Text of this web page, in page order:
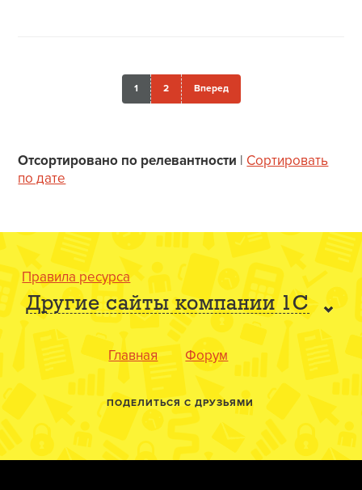
1 2 Вперед
Отсортировано по релевантности | Сортировать
по дате
Правила ресурса
Другие сайты компании 1С
Главная Форум
ПОДЕЛИТЬСЯ С ДРУЗЬЯМИ